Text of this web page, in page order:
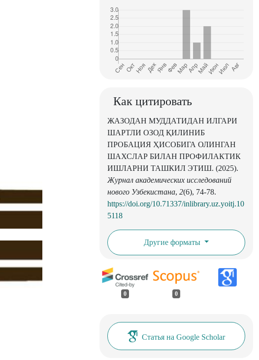
Как цитировать
ЖАЗОДАН МУДДАТИДАН ИЛГАРИ
ШАРТЛИ ОЗОД ҚИЛИНИБ
ПРОБАЦИЯ ҲИСОБИГА ОЛИНГАН
ШАХСЛАР БИЛАН ПРОФИЛАКТИК
ИШЛАРНИ ТАШКИЛ ЭТИШ. (2025).
Журнал академических исследований
нового Узбекистана, 2(6), 74-78.
https://doi.org/10.71337/inlibrary.uz.yoitj.10
5118
Другие форматы
0 0
Статья на Google Scholar